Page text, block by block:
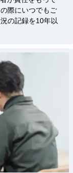
際にいつでもご
の記録を10年以